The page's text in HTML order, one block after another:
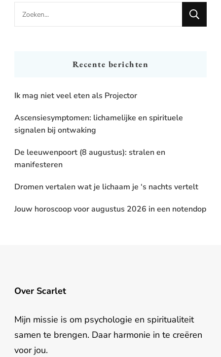
Looking
for
Recente berichten
Ik mag niet veel eten als Projector
Ascensiesymptomen: lichamelijke en spirituele
signalen bij ontwaking
De leeuwenpoort (8 augustus): stralen en
manifesteren
Dromen vertalen wat je lichaam je ‘s nachts vertelt
Jouw horoscoop voor augustus 2026 in een notendop
Over Scarlet
Mijn missie is om psychologie en spiritualiteit
samen te brengen. Daar harmonie in te creëren
voor jou.